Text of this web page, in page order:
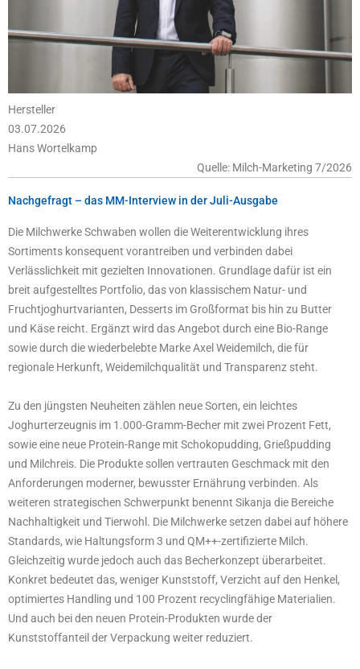
Hersteller
03.07.2026
Hans Wortelkamp
Quelle: Milch-Marketing 7/2026
Nachgefragt – das MM-Interview in der Juli-Ausgabe
Die Milchwerke Schwaben wollen die Weiterentwicklung ihres
Sortiments konsequent vorantreiben und verbinden dabei
Verlässlichkeit mit gezielten Innovationen. Grundlage dafür ist ein
breit aufgestelltes Portfolio, das von klassischem Natur- und
Fruchtjoghurtvarianten, Desserts im Großformat bis hin zu Butter
und Käse reicht. Ergänzt wird das Angebot durch eine Bio-Range
sowie durch die wiederbelebte Marke Axel Weidemilch, die für
regionale Herkunft, Weidemilchqualität und Transparenz steht.
Zu den jüngsten Neuheiten zählen neue Sorten, ein leichtes
Joghurterzeugnis im 1.000-Gramm-Becher mit zwei Prozent Fett,
sowie eine neue Protein-Range mit Schokopudding, Grießpudding
und Milchreis. Die Produkte sollen vertrauten Geschmack mit den
Anforderungen moderner, bewusster Ernährung verbinden. Als
weiteren strategischen Schwerpunkt benennt Sikanja die Bereiche
Nachhaltigkeit und Tierwohl. Die Milchwerke setzen dabei auf höhere
Standards, wie Haltungsform 3 und QM++-zertifizierte Milch.
Gleichzeitig wurde jedoch auch das Becherkonzept überarbeitet.
Konkret bedeutet das, weniger Kunststoff, Verzicht auf den Henkel,
optimiertes Handling und 100 Prozent recyclingfähige Materialien.
Und auch bei den neuen Protein-Produkten wurde der
Kunststoffanteil der Verpackung weiter reduziert.